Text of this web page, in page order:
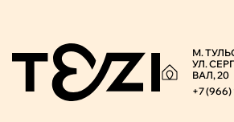
М.
УЛ.
ВАЛ, 20
+7 (966)